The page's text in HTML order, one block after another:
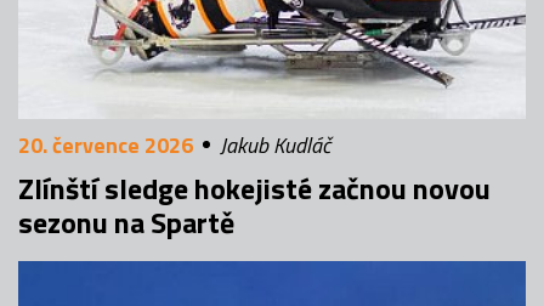
20. července 2026 Jakub Kudláč
Zlínští sledge hokejisté začnou novou
sezonu na Spartě